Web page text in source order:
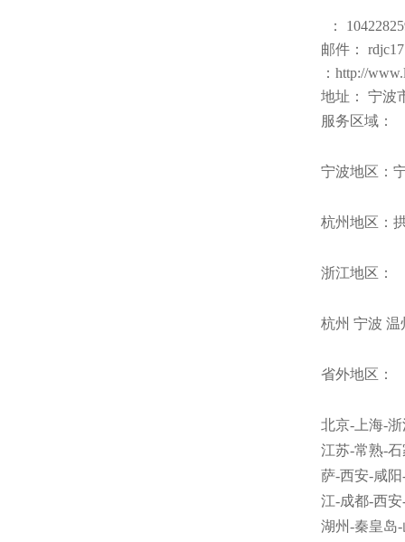
：
邮件： rdjc17
：http://
地址： 宁波
服务区域：
宁波地区：
杭州地区：
浙江地区：
杭州 宁波
省外地区：
北京- 上海-浙
江苏-常熟-石
萨-西安-咸阳
江-成都-西安
湖州-秦皇岛-